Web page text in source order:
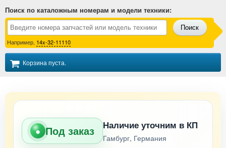
Поиск по каталожным номерам и модели техники:
Поиск
Например, 14x-32-11110
Корзина пуста.
● Под заказ Наличие уточним в КП
Гамбург, Германия